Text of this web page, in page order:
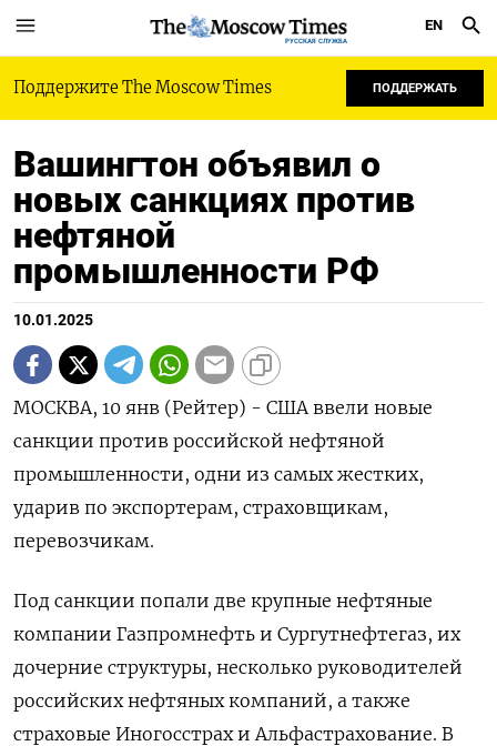
РУССКАЯ СЛУЖБА
EN
Поддержите The Moscow Times ПОДДЕРЖАТЬ
Вашингтон объявил о
новых санкциях против
нефтяной
промышленности РФ
10.01.2025
МОСКВА, 10 янв (Рейтер) - США ввели новые
санкции против российской нефтяной
промышленности, одни из самых жестких,
ударив по экспортерам, страховщикам,
перевозчикам.
Под санкции попали две крупные нефтяные
компании Газпромнефть и Сургутнефтегаз, их
дочерние структуры, несколько руководителей
российских нефтяных компаний, а также
страховые Иногосстрах и Альфастрахование. В